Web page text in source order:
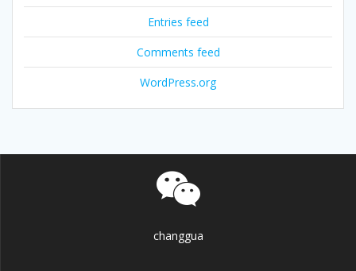
Entries feed
Comments feed
WordPress.org
changgua